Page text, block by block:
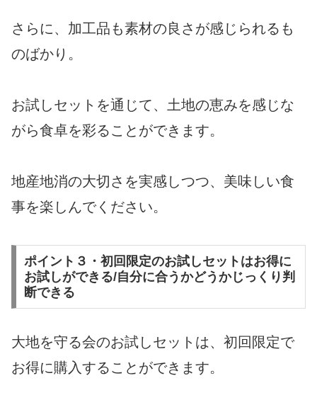
さらに、加工品も素材の良さが感じられるも
のばかり。
お試しセットを通じて、土地の恵みを感じな
がら食卓を彩ることができます。
地産地消の大切さを実感しつつ、美味しい食
事を楽しんでください。
ポイント３・初回限定のお試しセットはお得に
お試しができる/自分に合うかどうかじっくり判
断できる
大地を守る会のお試しセットは、初回限定で
お得に購入することができます。